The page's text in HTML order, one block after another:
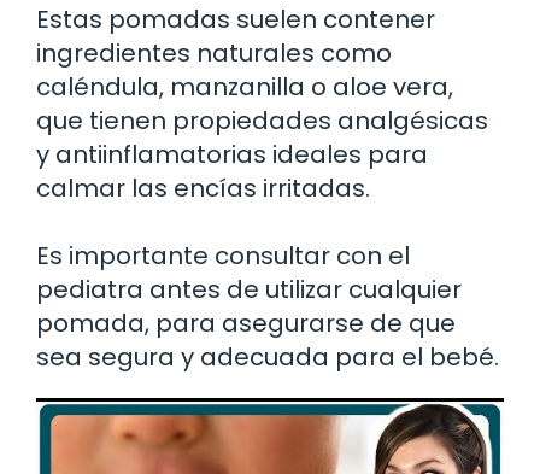
Estas pomadas suelen contener
ingredientes naturales como
caléndula, manzanilla o aloe vera,
que tienen propiedades analgésicas
y antiinflamatorias ideales para
calmar las encías irritadas.
Es importante consultar con el
pediatra antes de utilizar cualquier
pomada, para asegurarse de que
sea segura y adecuada para el bebé.